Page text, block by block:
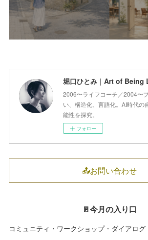
堀口ひとみ｜Art of Being
2006〜ライフコーチ／2004〜
い、構造化、言語化。AI時代の
能性を探究。
フォロー
📤お問い合わせ
🚪今月の入り口
コミュニティ・ワークショップ・ダイアログ